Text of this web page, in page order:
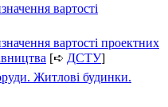
вартості
вартості проектних
[➪ ДСТУ]
Житлові будинки.